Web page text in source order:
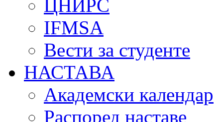
ЦНИРС
IFMSA
Вести за студенте
НАСТАВА
Академски календар
Распоред наставе